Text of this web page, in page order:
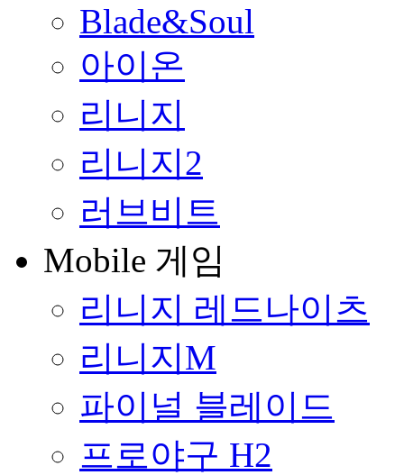
Blade&Soul
아이온
리니지
리니지2
러브비트
Mobile 게임
리니지 레드나이츠
리니지M
파이널 블레이드
프로야구 H2